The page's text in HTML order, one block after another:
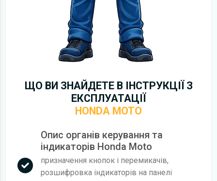
ЩО ВИ ЗНАЙДЕТЕ В ІНСТРУКЦІЇ З
ЕКСПЛУАТАЦІЇ
HONDA MOTO
Опис органів керування та
індикаторів Honda Moto
призначення кнопок і перемикачів,
розшифровка індикаторів на панелі